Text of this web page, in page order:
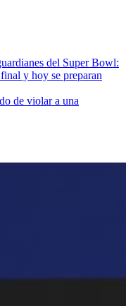
del Super Bowl:
y hoy se preparan
de violar a una